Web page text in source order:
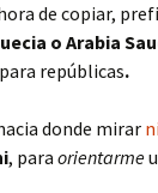
de copiar, p
oArabia
para repúblicas.
donde mirar
, para orientarme